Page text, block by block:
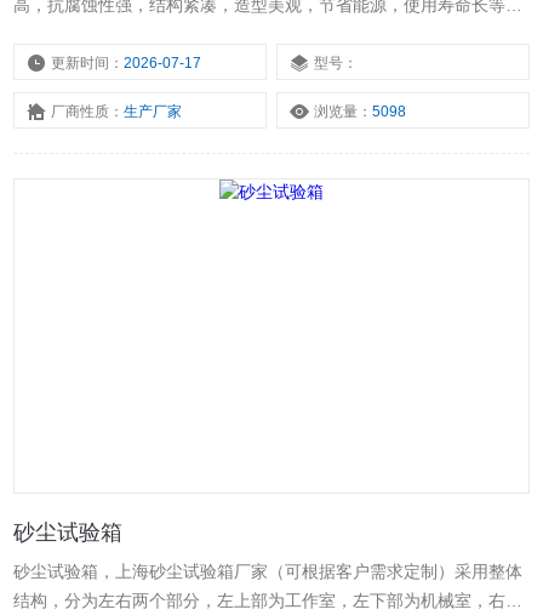
高，抗腐蚀性强，结构紧凑，造型美观，节省能源，使用寿命长等优
接或辅助加热的精密仪器。
更新时间：2026-07-17 型号：
厂商性质：生产厂家 浏览量：5098
砂尘试验箱
砂尘试验箱，上海砂尘试验箱厂家（可根据客户需求定制）采用整体
结构，分为左右两个部分，左上部为工作室，左下部为机械室，右侧